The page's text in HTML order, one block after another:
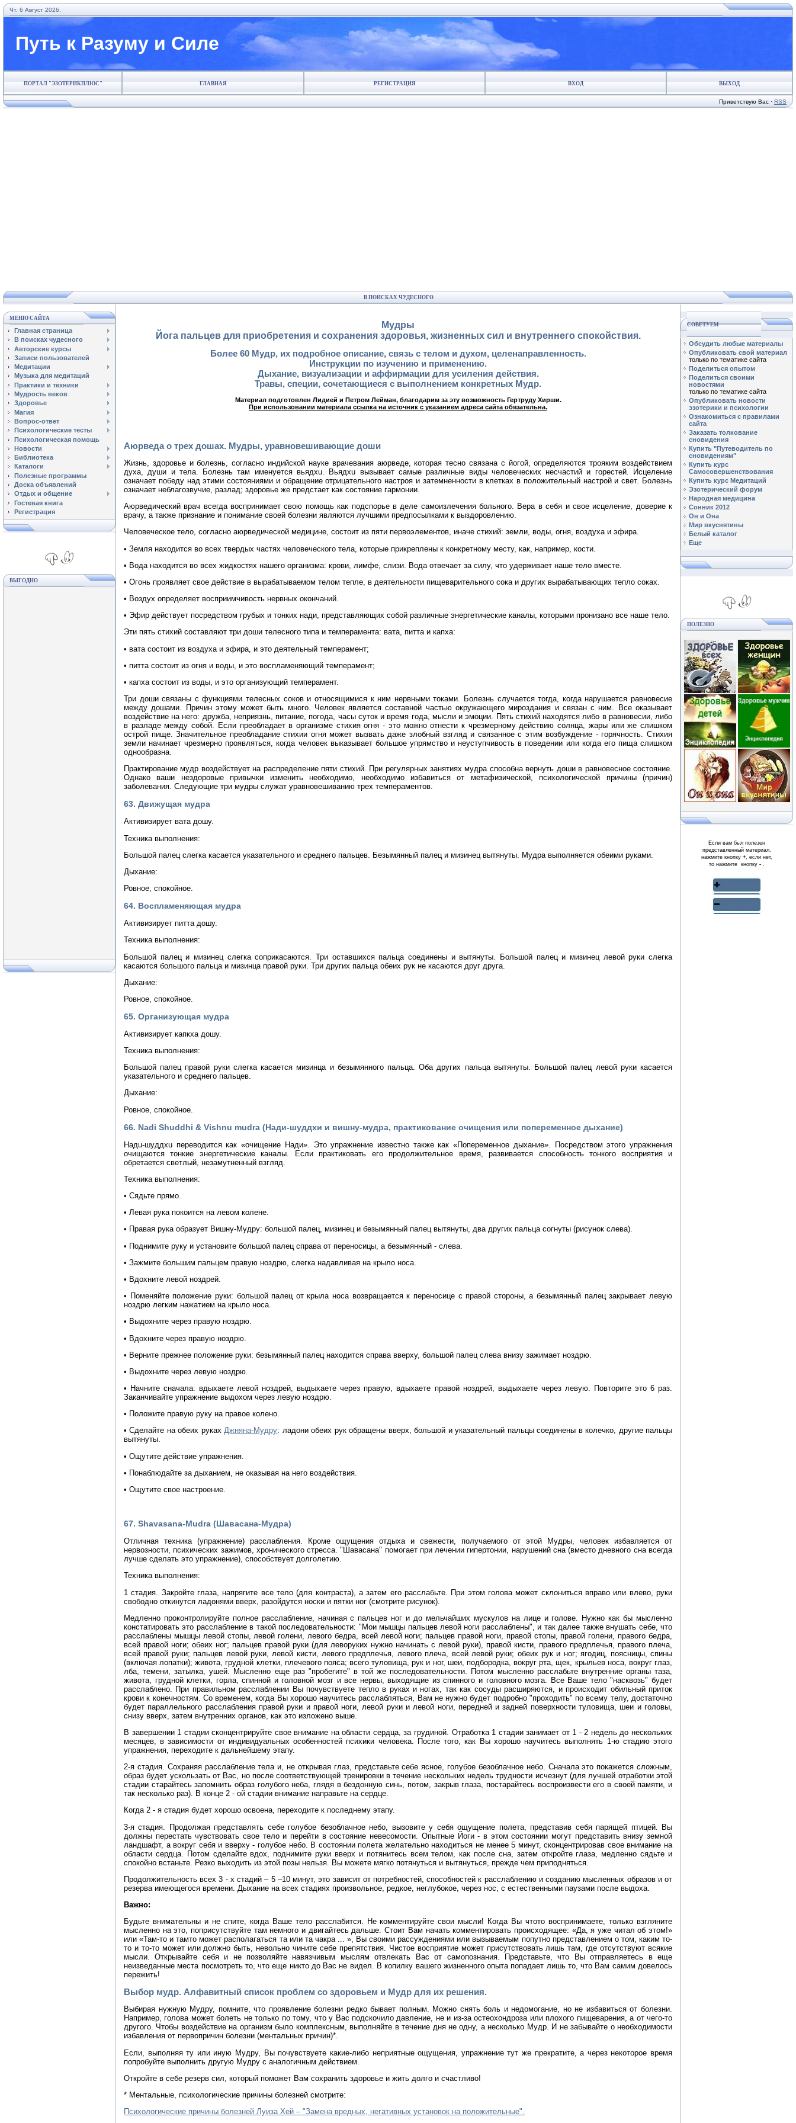
Чт. 6 Август 2026.
Путь к Разуму и Силе
ПОРТАЛ "ЭЗОТЕРИКПЛЮС" ГЛАВНАЯ РЕГИСТРАЦИЯ ВХОД ВЫХОД
Приветствую Вас · RSS
В ПОИСКАХ ЧУДЕСНОГО
МЕНЮ САЙТА
Главная страница
В поисках чудесного
Авторские курсы
Записи пользователей
Медитации
Музыка для медитаций
Практики и техники
Мудрость веков
Здоровье
Магия
Вопрос-ответ
Психологические тесты
Психологическая помощь
Новости
Библиотека
Каталоги
Полезные программы
Доска объявлений
Отдых и общение
Гостевая книга
Регистрация
ВЫГОДНО
Мудры
Йога пальцев для приобретения и сохранения здоровья, жизненных сил и внутреннего спокойствия.
Более 60 Мудр, их подробное описание, связь с телом и духом, целенаправленность.
Инструкции по изучению и применению.
Дыхание, визуализации и аффирмации для усиления действия.
Травы, специи, сочетающиеся с выполнением конкретных Мудр.
Материал подготовлен Лидией и Петром Лейман, благодарим за эту возможность Гертруду Хирши.
При использовании материала ссылка на источник с указанием адреса сайта обязательна.
Аюрведа о трех дошах. Мудры, уравновешивающие доши
Жизнь, здоровье и болезнь, согласно индийской науке врачевания аюрведе, которая тесно связана с йогой, определяются трояким воздействием
духа, души и тела. Болезнь там именуется вьядхu. Вьядхu вызывает самые различные виды человеческих несчастий и горестей. Исцеление
означает победу над этими состояниями и обращение отрицательного настроя и затемненности в клетках в положительный настрой и свет. Болезнь
означает неблагозвучие, разлад; здоровье же предстает как состояние гармонии.
Аюрведический врач всегда воспринимает свою помощь как подспорье в деле самоизлечения больного. Вера в себя и свое исцеление, доверие к
врачу, а также признание и понимание своей болезни являются лучшими предпосылками к выздоровлению.
Человеческое тело, согласно аюрведической медицине, состоит из пяти первоэлементов, иначе стихий: земли, воды, огня, воздуха и эфира.
• Земля находится во всех твердых частях человеческого тела, которые прикреплены к конкретному месту, как, например, кости.
• Вода находится во всех жидкостях нашего организма: крови, лимфе, слизи. Вода отвечает за силу, что удерживает наше тело вместе.
• Огонь проявляет свое действие в вырабатываемом телом тепле, в деятельности пищеварительного сока и других вырабатывающих тепло соках.
• Воздух определяет восприимчивость нервных окончаний.
• Эфир действует посредством грубых и тонких нади, представляющих собой различные энергетические каналы, которыми пронизано все наше тело.
Эти пять стихий составляют три доши телесного типа и темперамента: вата, питта и капха:
• вата состоит из воздуха и эфира, и это деятельный темперамент;
• питта состоит из огня и воды, и это воспламеняющий темперамент;
• капха состоит из воды, и это организующий темперамент.
Три доши связаны с функциями телесных соков и относящимися к ним нервными токами. Болезнь случается тогда, когда нарушается равновесие
между дошами. Причин этому может быть много. Человек является составной частью окружающего мироздания и связан с ним. Все оказывает
воздействие на него: дружба, неприязнь, питание, погода, часы суток и время года, мысли и эмоции. Пять стихий находятся либо в равновесии, либо
в разладе между собой. Если преобладает в организме стихия огня - это можно отнести к чрезмерному действию солнца, жары или же слишком
острой пище. Значительное преобладание стихии огня может вызвать даже злобный взгляд и связанное с этим возбуждение - горячность. Стихия
земли начинает чрезмерно проявляться, когда человек выказывает большое упрямство и неуступчивость в поведении или когда его пища слишком
однообразна.
Практирование мудр воздействует на распределение пяти стихий. При регулярных занятиях мудра способна вернуть доши в равновесное состояние.
Однако ваши нездоровые привычки изменить необходимо, необходимо избавиться от метафизической, психологической причины (причин)
заболевания. Следующие три мудры служат уравновешиванию трех темпераментов.
63. Движущая мудра
Активизирует вата дошу.
Техника выполнения:
Большой палец слегка касается указательного и среднего пальцев. Безымянный палец и мизинец вытянуты. Мудра выполняется обеими руками.
Дыхание:
Ровное, спокойное.
64. Воспламеняющая мудра
Активизирует питта дошу.
Техника выполнения:
Большой палец и мизинец слегка соприкасаются. Три оставшихся пальца соединены и вытянуты. Большой палец и мизинец левой руки слегка
касаются большого пальца и мизинца правой руки. Три других пальца обеих рук не касаются друг друга.
Дыхание:
Ровное, спокойное.
65. Организующая мудра
Активизирует капкха дошу.
Техника выполнения:
Большой палец правой руки слегка касается мизинца и безымянного пальца. Оба других пальца вытянуты. Большой палец левой руки касается
указательного и среднего пальцев.
Дыхание:
Ровное, спокойное.
66. Nadi Shuddhi & Vishnu mudra (Нади-шуддхи и вишну-мудра, практикование очищения или попеременное дыхание)
Надu-шуддхu переводится как «очищение Нади». Это упражнение известно также как «Попеременное дыхание». Посредством этого упражнения
очищаются тонкие энергетические каналы. Если практиковать его продолжительное время, развивается способность тонкого восприятия и
обретается светлый, незамутненный взгляд.
Техника выполнения:
• Сядьте прямо.
• Левая рука покоится на левом колене.
• Правая рука образует Вишну-Мудру: большой палец, мизинец и безымянный палец вытянуты, два других пальца согнуты (рисунок слева).
• Поднимите руку и установите большой палец справа от переносицы, а безымянный - слева.
• Зажмите большим пальцем правую ноздрю, слегка надавливая на крыло носа.
• Вдохните левой ноздрей.
• Поменяйте положение руки: большой палец от крыла носа возвращается к переносице с правой стороны, а безымянный палец закрывает левую
ноздрю легким нажатием на крыло носа.
• Выдохните через правую ноздрю.
• Вдохните через правую ноздрю.
• Верните прежнее положение руки: безымянный палец находится справа вверху, большой палец слева внизу зажимает ноздрю.
• Выдохните через левую ноздрю.
• Начните сначала: вдыхаете левой ноздрей, выдыхаете через правую, вдыхаете правой ноздрей, выдыхаете через левую. Повторите это 6 раз.
Заканчивайте упражнение выдохом через левую ноздрю.
• Положите правую руку на правое колено.
• Сделайте на обеих рукахДжняна-Мудру: ладони обеих рук обращены вверх, большой и указательный пальцы соединены в колечко, другие пальцы
вытянуты.
• Ощутите действие упражнения.
• Понаблюдайте за дыханием, не оказывая на него воздействия.
• Ощутите свое настроение.
67. Shavasana-Mudra (Шавасана-Мудра)
Отличная техника (упражнение) расслабления. Кроме ощущения отдыха и свежести, получаемого от этой Мудры, человек избавляется от
нервозности, психических зажимов, хронического стресса. "Шавасана" помогает при лечении гипертонии, нарушений сна (вместо дневного сна всегда
лучше сделать это упражнение), способствует долголетию.
Техника выполнения:
1 стадия. Закройте глаза, напрягите все тело (для контраста), а затем его расслабьте. При этом голова может склониться вправо или влево, руки
свободно откинутся ладонями вверх, разойдутся носки и пятки ног (смотрите рисунок).
Медленно проконтролируйте полное расслабление, начиная с пальцев ног и до мельчайших мускулов на лице и голове. Нужно как бы мысленно
констатировать это расслабление в такой последовательности: "Мои мышцы пальцев левой ноги расслаблены", и так далее также внушать себе, что
расслаблены мышцы левой стопы, левой голени, левого бедра, всей левой ноги; пальцев правой ноги, правой стопы, правой голени, правого бедра,
всей правой ноги; обеих ног; пальцев правой руки (для леворуких нужно начинать с левой руки), правой кисти, правого предплечья, правого плеча,
всей правой руки; пальцев левой руки, левой кисти, левого предплечья, левого плеча, всей левой руки; обеих рук и ног; ягодиц, поясницы, спины
(включая лопатки); живота, грудной клетки, плечевого пояса; всего туловища, рук и ног, шеи, подбородка, вокруг рта, щек, крыльев носа, вокруг глаз,
лба, темени, затылка, ушей. Мысленно еще раз "пробегите" в той же последовательности. Потом мысленно расслабьте внутренние органы таза,
живота, грудной клетки, горла, спинной и головной мозг и все нервы, выходящие из спинного и головного мозга. Все Ваше тело "насквозь" будет
расслаблено. При правильном расслаблении Вы почувствуете тепло в руках и ногах, так как сосуды расширяются, и происходит обильный приток
крови к конечностям. Со временем, когда Вы хорошо научитесь расслабляться, Вам не нужно будет подробно "проходить" по всему телу, достаточно
будет параллельного расслабления правой руки и правой ноги, левой руки и левой ноги, передней и задней поверхности туловища, шеи и головы,
снизу вверх, затем внутренних органов, как это изложено выше.
В завершении 1 стадии сконцентрируйте свое внимание на области сердца, за грудиной. Отработка 1 стадии занимает от 1 - 2 недель до нескольких
месяцев, в зависимости от индивидуальных особенностей психики человека. После того, как Вы хорошо научитесь выполнять 1-ю стадию этого
упражнения, переходите к дальнейшему этапу.
2-я стадия. Сохраняя расслабление тела и, не открывая глаз, представьте себе ясное, голубое безоблачное небо. Сначала это покажется сложным,
образ будет ускользать от Вас, но после соответствующей тренировки в течение нескольких недель трудности исчезнут (для лучшей отработки этой
стадии старайтесь запомнить образ голубого неба, глядя в бездонную синь, потом, закрыв глаза, постарайтесь воспроизвести его в своей памяти, и
так несколько раз). В конце 2 - ой стадии внимание направьте на сердце.
Когда 2 - я стадия будет хорошо освоена, переходите к последнему этапу.
3-я стадия. Продолжая представлять себе голубое безоблачное небо, вызовите у себя ощущение полета, представив себя парящей птицей. Вы
должны перестать чувствовать свое тело и перейти в состояние невесомости. Опытные Йоги - в этом состоянии могут представить внизу земной
ландшафт, а вокруг себя и вверху - голубое небо. В состоянии полета желательно находиться не менее 5 минут, сконцентрировав свое внимание на
области сердца. Потом сделайте вдох, поднимите руки вверх и потянитесь всем телом, как после сна, затем откройте глаза, медленно сядьте и
спокойно встаньте. Резко выходить из этой позы нельзя. Вы можете мягко потянуться и вытянуться, прежде чем приподняться.
Продолжительность всех 3 - х стадий – 5 –10 минут, это зависит от потребностей, способностей к расслаблению и созданию мысленных образов и от
резерва имеющегося времени. Дыхание на всех стадиях произвольное, редкое, неглубокое, через нос, с естественными паузами после выдоха.
Важно:
Будьте внимательны и не спите, когда Ваше тело расслабится. Не комментируйте свои мысли! Когда Вы чтото воспринимаете, только взгляните
мысленно на это, поприсутствуйте там немного и двигайтесь дальше. Стоит Вам начать комментировать происходящее: «Да, я уже читал об этом!»
или «Там-то и тамто может располагаться та или та чакра ... », Вы своими рассуждениями или вызываемым попутно представлением о том, каким то-
то и то-то может или должно быть, невольно чините себе препятствия. Чистое восприятие может присутствовать лишь там, где отсутствуют всякие
мысли. Открывайте себя и не позволяйте навязчивым мыслям отвлекать Вас от самопознания. Представьте, что Вы отправляетесь в еще
неизведанные места посмотреть то, что еще никто до Вас не видел. В копилку вашего жизненного опыта попадает лишь то, что Вам самим довелось
пережить!
Выбор мудр. Алфавитный список проблем со здоровьем и Мудр для их решения.
Выбирая нужную Мудру, помните, что проявление болезни редко бывает полным. Можно снять боль и недомогание, но не избавиться от болезни.
Например, голова может болеть не только по тому, что у Вас подскочило давление, не и из-за остеохондроза или плохого пищеварения, а от чего-то
другого. Чтобы воздействие на организм было комплексным, выполняйте в течение дня не одну, а несколько Мудр. И не забывайте о необходимости
избавления от первопричин болезни (ментальных причин)*.
Если, выполняя ту или иную Мудру, Вы почувствуете какие-либо неприятные ощущения, упражнение тут же прекратите, а через некоторое время
попробуйте выполнить другую Мудру с аналогичным действием.
Откройте в себе резерв сил, который поможет Вам сохранить здоровье и жить долго и счастливо!
* Ментальные, психологические причины болезней смотрите:
Психологические причины болезней Луиза Хей – "Замена вредных, негативных установок на положительные".
СОВЕТУЕМ
Обсудить любые материалы
Опубликовать свой материал
только по тематике сайта
Поделиться опытом
Поделиться своими
новостями
только по тематике сайта
Опубликовать новости
эзотерики и психологии
Ознакомиться с правилами
сайта
Заказать толкование
сновидения
Купить "Путеводитель по
сновидениям"
Купить курс
Самосовершенствования
Купить курс Медитаций
Эзотерический форум
Народная медицина
Сонник 2012
Он и Она
Мир вкуснятины
Белый каталог
Еще
ПОЛЕЗНО
Если вам был полезен
представленный материал,
нажмите кнопку +, если нет,
то нажмите кнопку - .